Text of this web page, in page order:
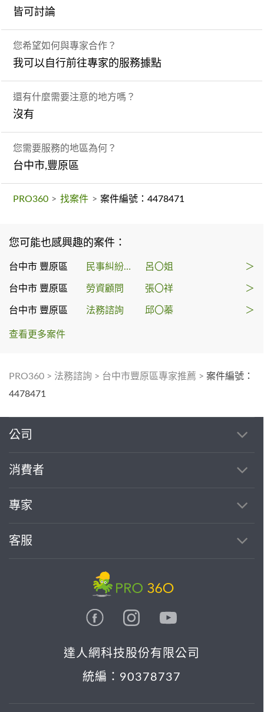
皆可討論
您希望如何與專家合作？
我可以自行前往專家的服務據點
還有什麼需要注意的地方嗎？
沒有
您需要服務的地區為何？
台中市,豐原區
PRO360 > 找案件 > 案件編號：4478471
您可能也感興趣的案件：
台中市 豐原區 民事糾紛處理 呂〇姐 ＞
台中市 豐原區 勞資顧問 張〇祥 ＞
台中市 豐原區 法務諮詢 邱〇蓁 ＞
查看更多案件
PRO360 > 法務諮詢 > 台中市豐原區專家推薦 > 案件編號：
4478471
公司
消費者
專家
客服
達人網科技股份有限公司
統編：90378737